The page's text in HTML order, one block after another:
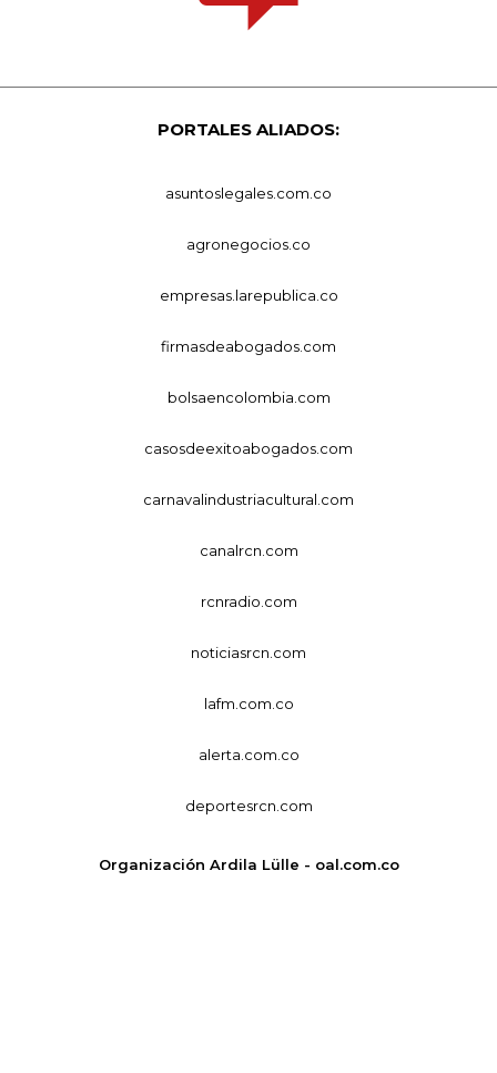
PORTALES ALIADOS:
asuntoslegales.com.co
agronegocios.co
empresas.larepublica.co
firmasdeabogados.com
bolsaencolombia.com
casosdeexitoabogados.com
carnavalindustriacultural.com
canalrcn.com
rcnradio.com
noticiasrcn.com
lafm.com.co
alerta.com.co
deportesrcn.com
Organización Ardila Lülle - oal.com.co